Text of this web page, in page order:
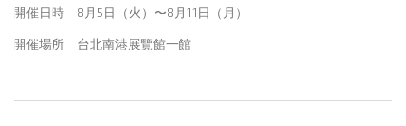
開催日時 8月5日（火）〜8月11日（月）
開催場所 台北南港展覽館一館